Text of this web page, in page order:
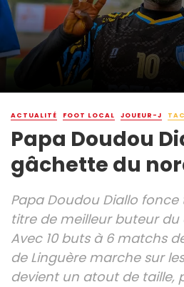
ACTUALITÉ FOOT LOCAL JOUEUR-J
Papa Doudou
gâchette du
Papa Doudou Diallo
titre de meilleur buteur
Avec 10 buts à 6 matchs
de Linguère marche sur
devient un atout de taille,